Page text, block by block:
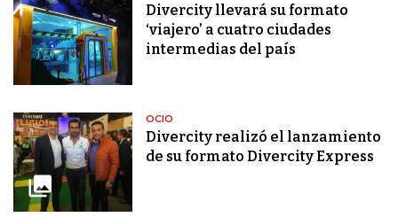
Divercity llevará su formato
‘viajero’ a cuatro ciudades
intermedias del país
OCIO
Divercity realizó el lanzamiento
de su formato Divercity Express